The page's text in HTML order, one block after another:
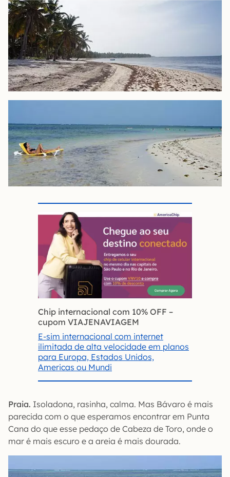
Chip internacional com 10% OFF –
cupom VIAJENAVIAGEM
E-sim internacional com internet
ilimitada de alta velocidade em planos
para Europa, Estados Unidos,
Americas ou Mundi
Praia. Isoladona, rasinha, calma. Mas Bávaro é mais
parecida com o que esperamos encontrar em Punta
Cana do que esse pedaço de Cabeza de Toro, onde o
mar é mais escuro e a areia é mais dourada.